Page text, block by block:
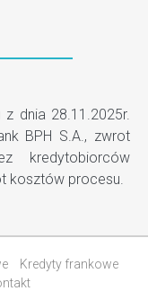
z dnia 28.11.2025r.
BPH S.A., zwrot
kredytobiorców
kosztów procesu.
Kredyty frankowe